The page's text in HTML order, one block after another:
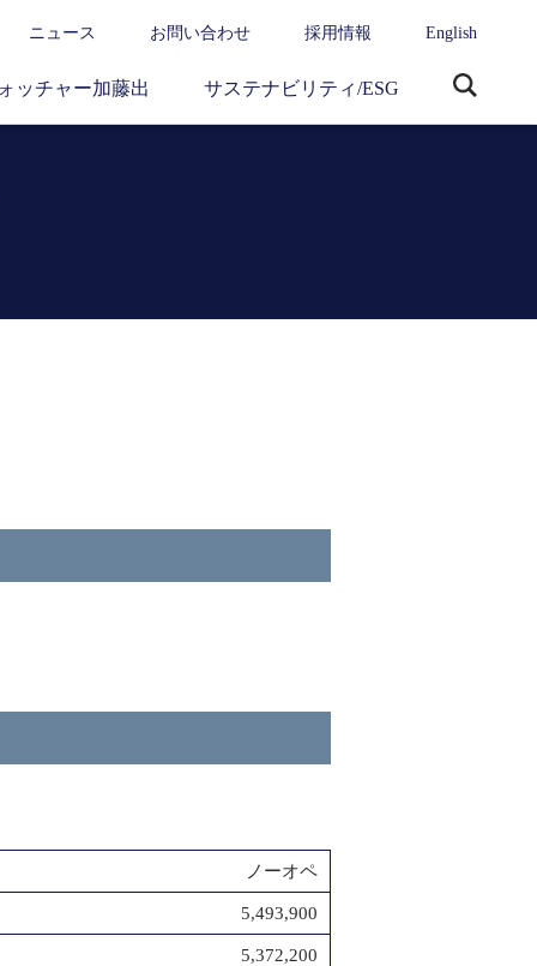
ニュース お問い合わせ 採用情報 English
ッチャー加藤出 サステナビリティ/ESG
ノーオペ
5,493,900
5,372,200